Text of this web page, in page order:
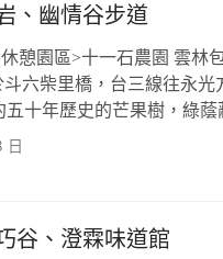
、幽情谷步道
憩園區>十一石農園 雲林
六柴里橋，台三線往永光
十年歷史的芒果樹，綠蔭
或傳統牛步車代步。 沿著
日
谷、澄霖味道館